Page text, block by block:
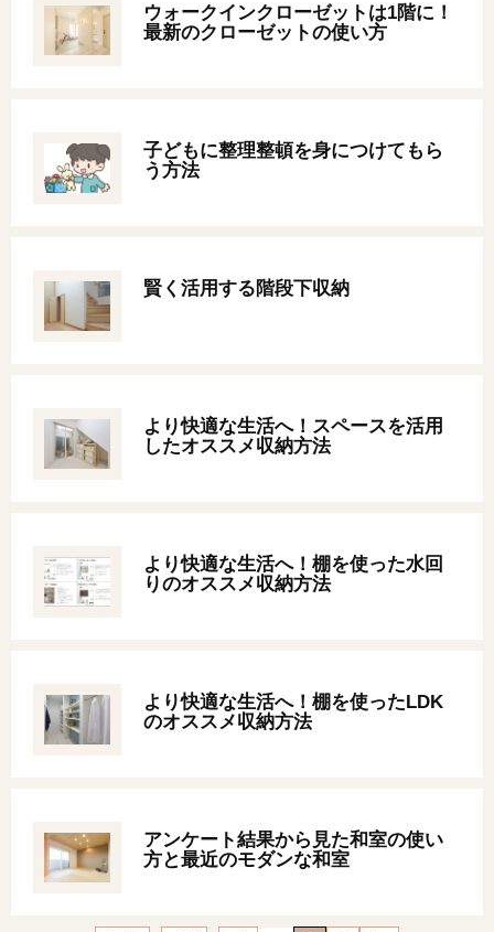
ウォークインクローゼットは1階に！
最新のクローゼットの使い方
子どもに整理整頓を身につけてもら
う方法
賢く活用する階段下収納
より快適な生活へ！スペースを活用
したオススメ収納方法
より快適な生活へ！棚を使った水回
りのオススメ収納方法
より快適な生活へ！棚を使ったLDK
のオススメ収納方法
アンケート結果から見た和室の使い
方と最近のモダンな和室